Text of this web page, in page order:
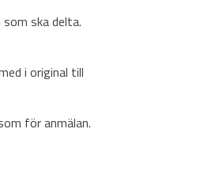
ska delta.
i original till
för anmälan.